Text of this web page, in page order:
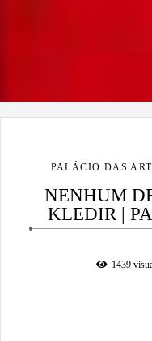
PALÁCIO DAS
NENHUM
KLEDIR |
1439